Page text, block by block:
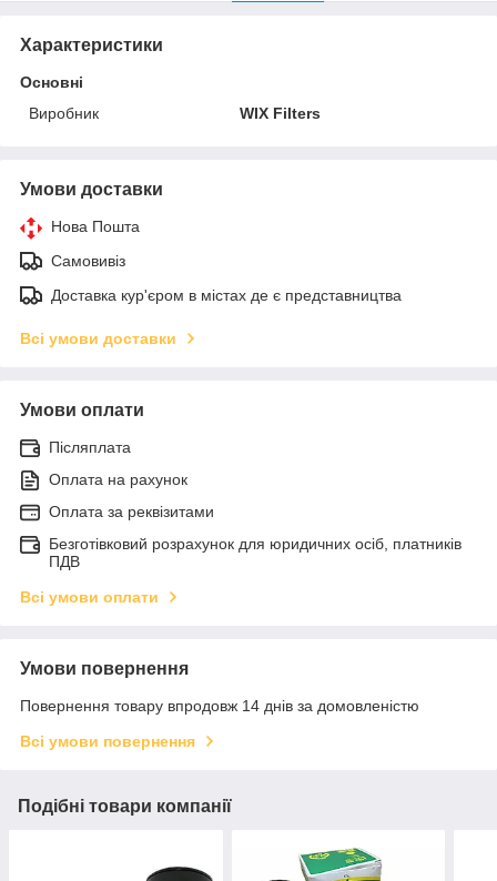
Характеристики
Основні
Виробник
WIX Filters
Умови доставки
Нова Пошта
Самовивіз
Доставка кур'єром в містах де є представництва
Всі умови доставки
Умови оплати
Післяплата
Оплата на рахунок
Оплата за реквізитами
Безготівковий розрахунок для юридичних осіб, платників
ПДВ
Всі умови оплати
Умови повернення
Повернення товару впродовж 14 днів за домовленістю
Всі умови повернення
Подібні товари компанії